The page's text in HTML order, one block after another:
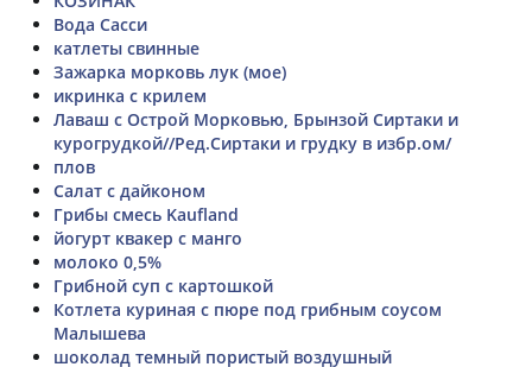
Вода Сасси
катлеты свинные
Зажарка морковь лук (мое)
икринка с крилем
Лаваш с Острой Морковью, Брынзой Сиртаки и
курогрудкой//Ред.Сиртаки и грудку в избр.ом/
плов
Салат с дайконом
Грибы смесь Kaufland
йогурт квакер с манго
молоко 0,5%
Грибной суп с картошкой
Котлета куриная с пюре под грибным соусом
Малышева
шоколад темный пористый воздушный